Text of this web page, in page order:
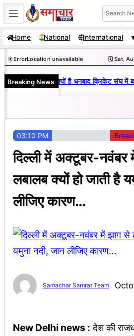
Skip
to
content
Search
Home National International
☀️ErrorLocation unavailable 🗓️ Sat,
Breaking News
विनय राज : जानें क्यों है धनबाद क्रिकेट संघ में
03:10 PM
दिल्ली में अक्टूबर-नवंबर
लबालब क्यों हो जाती है
लीजिए कारण…
Samachar Samrat Team
New Delhi news : देश की